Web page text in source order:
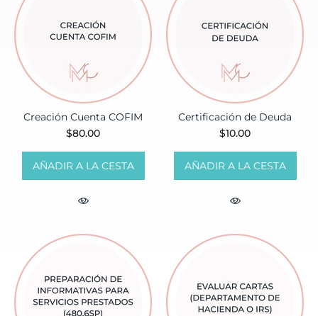
Creación Cuenta COFIM
$80.00
AÑADIR A LA CESTA
Certificación de Deuda
$10.00
AÑADIR A LA CESTA